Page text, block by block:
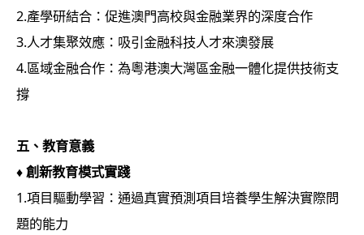
2.產學研結合：促進澳門高校與金融業界的深度合作
3.人才集聚效應：吸引金融科技人才來澳發展
4.區域金融合作：為粵港澳大灣區金融一體化提供技術支
撐
五、 教育意義
♦創新教育模式實踐
1.項目驅動學習：通過真實預測項目培養學生解決實際問
題的能力